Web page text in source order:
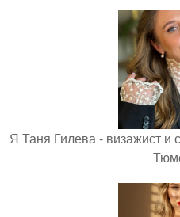
Я Таня Гилева - визажист и